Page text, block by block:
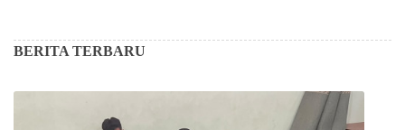
BERITA TERBARU